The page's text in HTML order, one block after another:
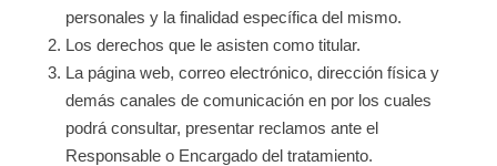
personales y la finalidad específica del mismo.
Los derechos que le asisten como titular.
La página web, correo electrónico, dirección física y
demás canales de comunicación en por los cuales
podrá consultar, presentar reclamos ante el
Responsable o Encargado del tratamiento.